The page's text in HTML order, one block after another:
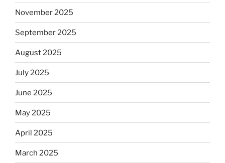
November 2025
September 2025
August 2025
July 2025
June 2025
May 2025
April 2025
March 2025